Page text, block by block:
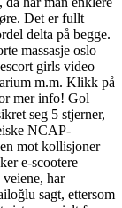
Det er fullt
delta på begge.
massasje oslo
girls video
m.m. Klikk på
mer info! Gol
seg 5 stjerner,
NCAP-
mot kollisjoner
e-scootere
har
sagt, ettersom